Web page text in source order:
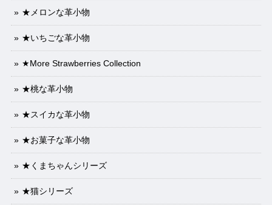
★メロンな革小物
★いちごな革小物
★More Strawberries Collection
★桃な革小物
★スイカな革小物
★お菓子な革小物
★くまちゃんシリーズ
★猫シリーズ